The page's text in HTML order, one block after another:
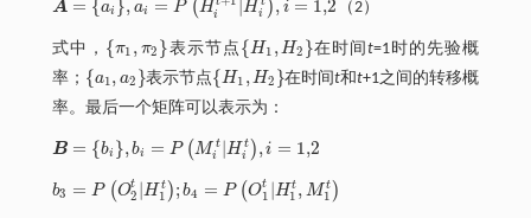
A = {ai }, ai = P (Hi |Hi ), i = 1,2
A= ai, ai =P Hit+1 |H t,i =1,2 （2）
式中， {π1 , π2 }
π 1,π2 表示节点 {H1 ,H2 }
H1, H2 在时间t=1时的先验概
率； {a1, a2 }
a 1,a2 表示节点{H1 ,H2 }
H1, H2 在时间t和t+1之间的转移概
率。最后一个矩阵可以表示为：
B = {bi },bi = P (M t
i
|H t
i ),i = 1,2
B= bi, bi =P Mit| Hit ,i=1,2
b3 = P (Ot
2 |H t
1 ); b4 = P (Ot
1 |H t
1 , M t
1 )
b3 =PO2t |H1t ;b4=P O1 |H 1t M1t